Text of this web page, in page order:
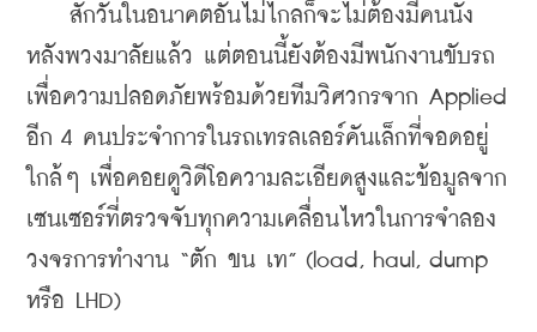
สักวันในอนาคตอันไม่ไกลก็จะไม่ต้องมีคนนั่ง
หลังพวงมาลัยแล้ว แต่ตอนนี้ยังต้องมีพนักงานขับรถ
เพื่อความปลอดภัยพร้อมด้วยทีมวิศวกรจาก Applied
อีก 4 คนประจำการในรถเทรลเลอร์คันเล็กที่จอดอยู่
ใกล้ๆ เพื่อคอยดูวิดีโอความละเอียดสูงและข้อมูลจาก
เซนเซอร์ที่ตรวจจับทุกความเคลื่อนไหวในการจำลอง
วงจรการทำงาน “ตัก ขน เท” (load, haul, dump
หรือ LHD)